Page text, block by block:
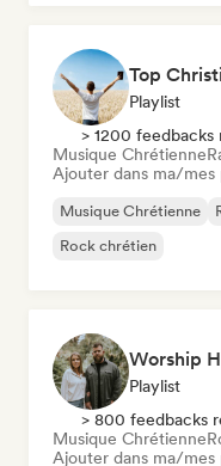
Top
Playlist
> 1200 feedbacks
Musique Chrétienne
Ajouter dans ma/mes
Musique Chrétienne
Rock chrétien
Playlist
> 800 feedbacks
Musique Chrétienne
Ajouter dans ma/mes